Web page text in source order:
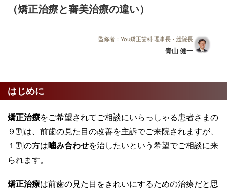
（矯正治療と審美治療の違い）
監修者：You矯正歯科 理事長・総院長
青山 健一
はじめに
矯正治療をご希望されてご相談にいらっしゃる患者さまの
９割は、前歯の見た目の改善を主訴でご来院されますが、
１割の方は噛み合わせを治したいという希望でご相談に来
られます。
矯正治療は前歯の見た目をきれいにするための治療だと思